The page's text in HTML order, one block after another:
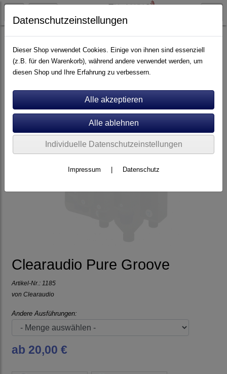
Pflege Reinigungsmittel
Clearaudio Pure Groove
Artikel-Nr.: 1185
von Clearaudio
Andere Ausführungen:
ab 20,00 €
Datenschutzeinstellungen
Dieser Shop verwendet Cookies. Einige von ihnen sind essenziell
(z.B. für den Warenkorb), während andere verwendet werden, um
diesen Shop und Ihre Erfahrung zu verbessern.
Individuelle Datenschutzeinstellungen
Impressum Datenschutz